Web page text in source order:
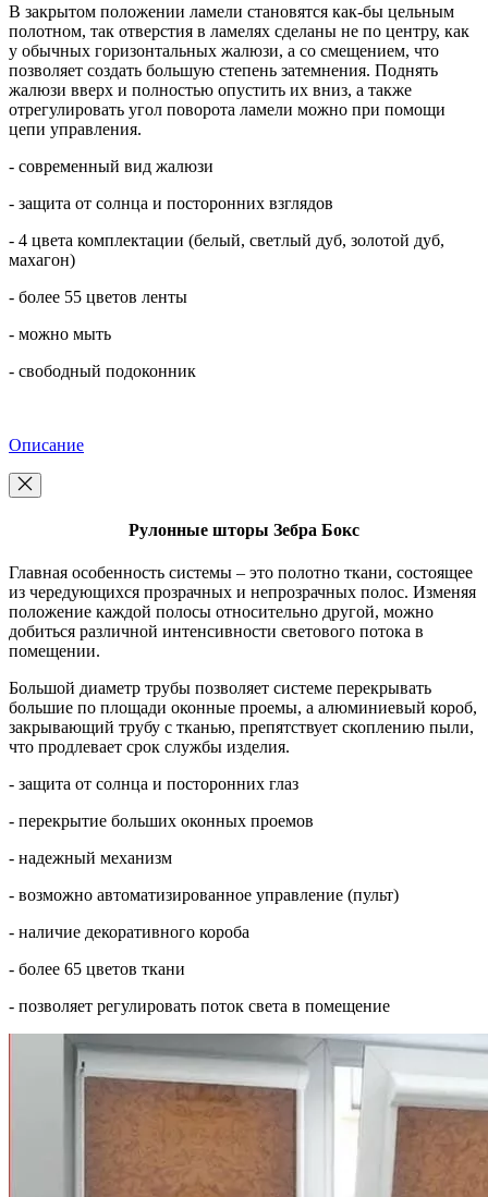
В закрытом положении ламели становятся как-бы цельным
полотном, так отверстия в ламелях сделаны не по центру, как
у обычных горизонтальных жалюзи, а со смещением, что
позволяет создать большую степень затемнения. Поднять
жалюзи вверх и полностью опустить их вниз, а также
отрегулировать угол поворота ламели можно при помощи
цепи управления.
- современный вид жалюзи
- защита от солнца и посторонних взглядов
- 4 цвета комплектации (белый, светлый дуб, золотой дуб,
махагон)
- более 55 цветов ленты
- можно мыть
- свободный подоконник
Описание
Рулонные шторы Зебра Бокс
Главная особенность системы – это полотно ткани, состоящее
из чередующихся прозрачных и непрозрачных полос. Изменяя
положение каждой полосы относительно другой, можно
добиться различной интенсивности светового потока в
помещении.
Большой диаметр трубы позволяет системе перекрывать
большие по площади оконные проемы, а алюминиевый короб,
закрывающий трубу с тканью, препятствует скоплению пыли,
что продлевает срок службы изделия.
- защита от солнца и посторонних глаз
- перекрытие больших оконных проемов
- надежный механизм
- возможно автоматизированное управление (пульт)
- наличие декоративного короба
- более 65 цветов ткани
- позволяет регулировать поток света в помещение